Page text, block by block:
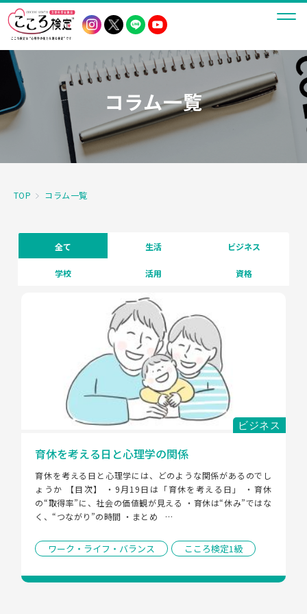
コラム一覧
TOP コラム一覧
全て 生活 ビジネス
学校 活用 資格
ビジネス
育休を考える日と心理学の関係
育休を考える日と心理学には、どのような関係があるのでし
ょうか 【目次】 ・9月19日は「育休を考える日」 ・育休
の“取得率”に、社会の価値観が見える ・育休は“休み”ではな
く、“つながり”の時間 ・まとめ   …
ワーク・ライフ・バランス こころ検定1級